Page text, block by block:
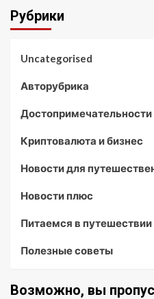
Рубрики
Uncategorised
Авторубрика
Достопримечательности
Криптовалюта и бизнес
Новости для
Новости плюс
Питаемся в путешествии
Полезные советы
Возможно, вы